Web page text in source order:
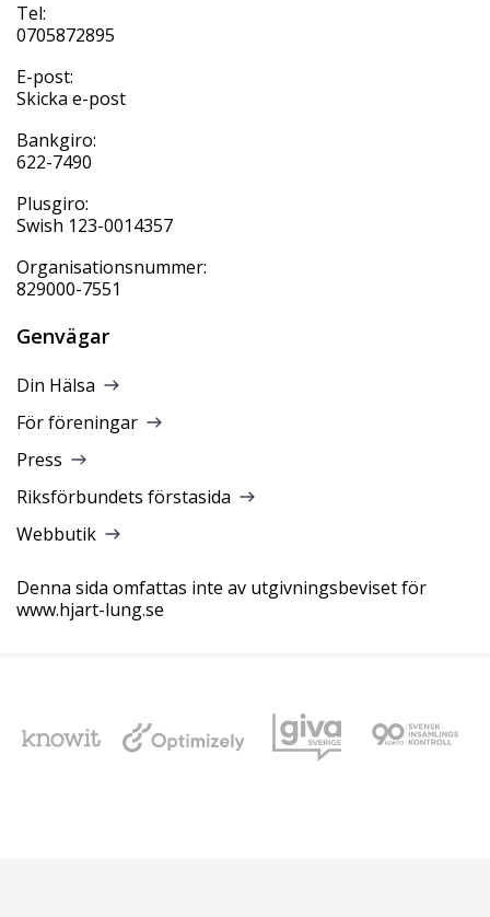
Tel:
0705872895
E-post:
Skicka e-post
Bankgiro:
622-7490
Plusgiro:
Swish 123-0014357
Organisationsnummer:
829000-7551
Genvägar
Din Hälsa
För föreningar
Press
Riksförbundets förstasida
Webbutik
Denna sida omfattas inte av utgivningsbeviset för
www.hjart-lung.se